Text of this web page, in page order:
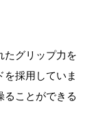
たグリップ力を
採用していま
ることができる